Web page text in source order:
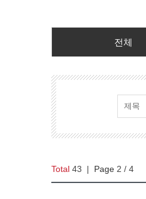
전체
Total 43 Page 2 / 4